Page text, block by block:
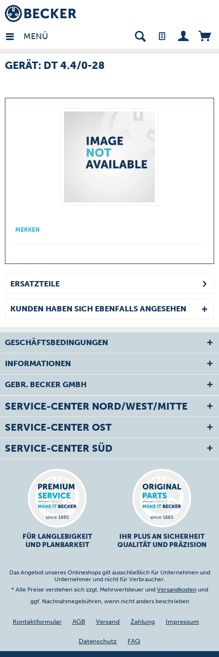
MENÜ
- DE
GERÄT: DT 4.4/0-28
MERKEN
ERSATZTEILE
KUNDEN HABEN SICH EBENFALLS ANGESEHEN
GESCHÄFTSBEDINGUNGEN
INFORMATIONEN
GEBR. BECKER GMBH
SERVICE-CENTER NORD/WEST/MITTE
SERVICE-CENTER OST
SERVICE-CENTER SÜD
FÜR LANGLEBIGKEIT
UND PLANBARKEIT
IHR PLUS AN SICHERHEIT
QUALITÄT UND PRÄZISION
Das Angebot unseres Onlineshops gilt ausschließlich für Unternehmen und
Unternehmer und nicht für Verbraucher.
* Alle Preise verstehen sich zzgl. Mehrwertsteuer und Versandkostenund
ggf. Nachnahmegebühren, wenn nicht anders beschrieben
Kontaktformular AGB Versand Zahlung Impressum
Datenschutz FAQ